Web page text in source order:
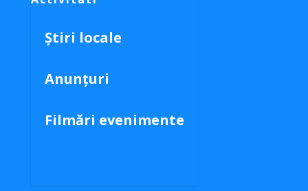
Știri locale
Anunțuri
Filmări evenimente